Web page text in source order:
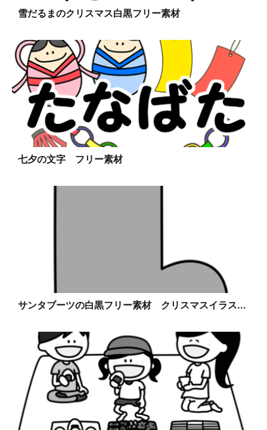
雪だるまのクリスマス白黒フリー素材
七夕の文字 フリー素材
サンタブーツの白黒フリー素材 クリスマスイラス...